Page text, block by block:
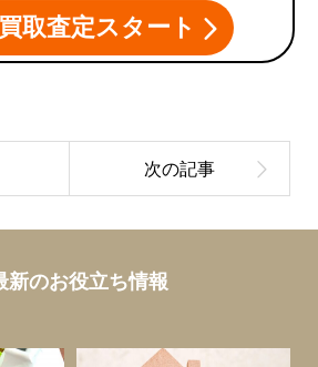
取査定スタート
新のお役立ち情報